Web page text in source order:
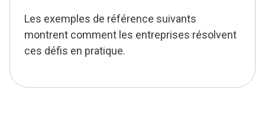
Les exemples de référence suivants
montrent comment les entreprises résolvent
ces défis en pratique.